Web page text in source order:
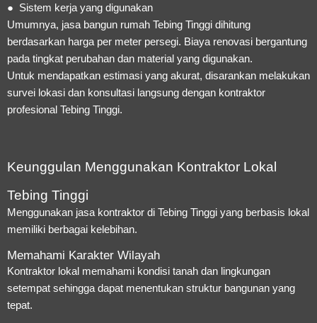
● Sistem kerja yang digunakan
Umumnya, jasa bangun rumah Tebing Tinggi dihitung
berdasarkan harga per meter persegi. Biaya renovasi bergantung
pada tingkat perubahan dan material yang digunakan.
Untuk mendapatkan estimasi yang akurat, disarankan melakukan
survei lokasi dan konsultasi langsung dengan kontraktor
profesional Tebing Tinggi.
Keunggulan Menggunakan Kontraktor Lokal
Tebing Tinggi
Menggunakan jasa kontraktor di Tebing Tinggi yang berbasis lokal
memiliki berbagai kelebihan.
Memahami Karakter Wilayah
Kontraktor lokal memahami kondisi tanah dan lingkungan
setempat sehingga dapat menentukan struktur bangunan yang
tepat.